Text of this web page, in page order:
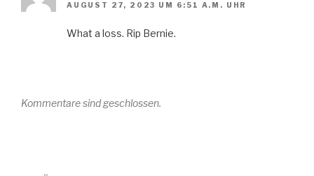
AUGUST 27, 2023 UM 6:51 A.M. UHR
What a loss. Rip Bernie.
Kommentare sind geschlossen.
Beitragsnavigation